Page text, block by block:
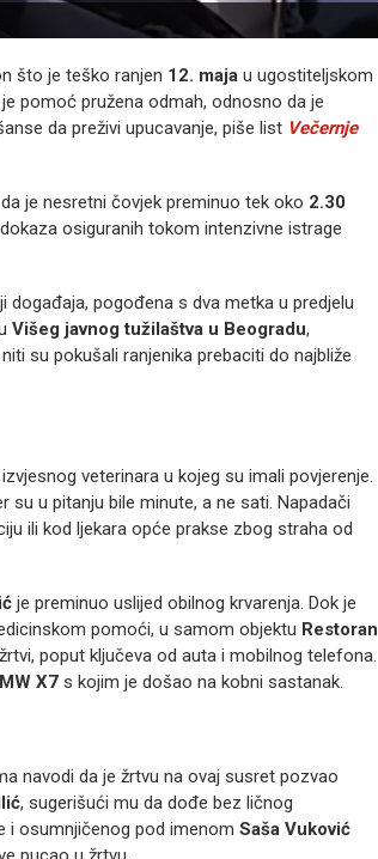
što je teško ranjen 12. maja u ugostiteljskom
pomoć pružena odmah, odnosno da je
da preživi upucavanje, piše list Večernje
je nesretni čovjek preminuo tek oko 2.30
osiguranih tokom intenzivne istrage
događaja, pogođena s dva metka u predjelu
Višeg javnog tužilaštva u Beogradu,
su pokušali ranjenika prebaciti do najbliže
veterinara u kojeg su imali povjerenje.
su u pitanju bile minute, a ne sati. Napadači
ili kod ljekara opće prakse zbog straha od
je preminuo uslijed obilnog krvarenja. Dok je
pomoći, u samom objektu Restoran
poput ključeva od auta i mobilnog telefona.
X7 s kojim je došao na kobni sastanak.
navodi da je žrtvu na ovaj susret pozvao
, sugerišući mu da dođe bez ličnog
i osumnjičenog pod imenom Saša Vuković